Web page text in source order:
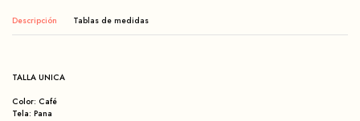
Descripción
TALLA UNICA
Color: Café
Tela: Pana